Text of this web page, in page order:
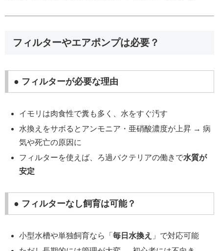
フィルターやエアポンプは必要？
● フィルターが必要な理由
イモリは肉食性で糞も多く、水をすぐ汚す
水換えをサボるとアンモニア・亜硝酸濃度が上昇 → 病
気や死亡の原因に
フィルターを使えば、ろ過バクテリアの働きで水質が
安定
● フィルターなし飼育は可能？
小型水槽や単独飼育なら「毎日水換え 」で対応可能